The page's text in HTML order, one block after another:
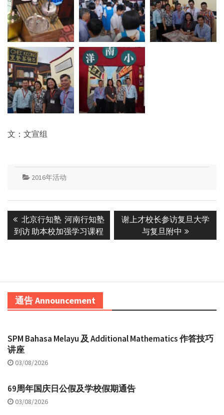
文：文宣组
2016年活动
navigation
Previous
post:
北京行知塾 河南行知塾
到访 助本校加强学习课程
Next
谢上才校长参访复旦大学
与复旦附中
通告 Announcement
SPM Bahasa Melayu 及 Additional Mathematics 作答技巧
讲座
03/08/2026
69周年国庆日公假及学校假期通告
03/08/2026